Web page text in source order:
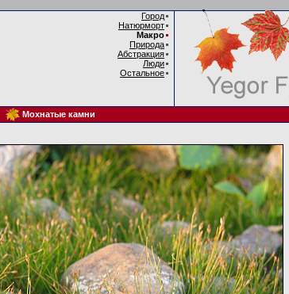
Город
Натюрморт
Макро
Природа
Абстракция
Люди
Остальное
Мохнатые камни